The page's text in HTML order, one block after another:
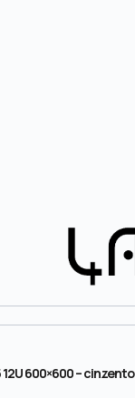
600×600 – cinzento